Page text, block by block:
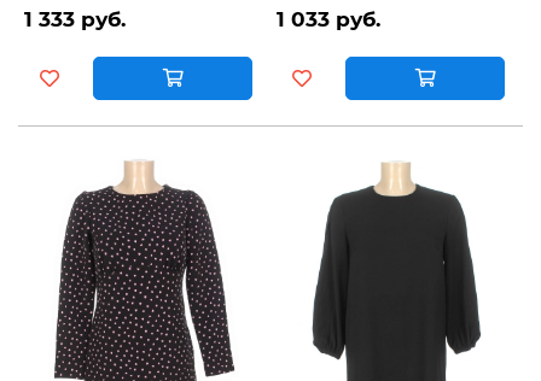
1 333 руб. 1 033 руб.